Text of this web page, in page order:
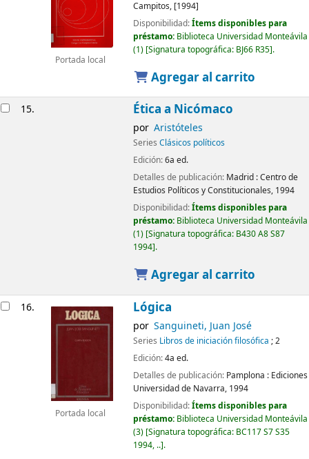
Portada local
Campitos, [1994]
Disponibilidad:Ítems disponibles para
préstamo: Biblioteca Universidad Monteávila
(1) Signatura topográfica: BJ66 R35 .
Agregar al carrito
15. Ética a Nicómaco
por Aristóteles
Series Clásicos políticos
Edición:6a ed.
Detalles de publicación: Madrid :Centro de
Estudios Políticos y Constitucionales, 1994
Disponibilidad:Ítems disponibles para
préstamo: Biblioteca Universidad Monteávila
(1) Signatura topográfica: B430 A8 S87
1994 .
Agregar al carrito
16.
Portada local
Lógica
por Sanguineti, Juan José
Series Libros de iniciación filosófica ; 2
Edición:4a ed.
Detalles de publicación: Pamplona : Ediciones
Universidad de Navarra, 1994
Disponibilidad:Ítems disponibles para
préstamo: Biblioteca Universidad Monteávila
(3) Signatura topográfica: BC117 S7 S35
1994, .. .